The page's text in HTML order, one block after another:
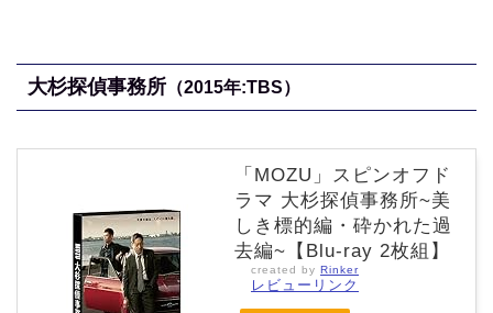
大杉探偵事務所 （2015年:TBS）
「MOZU」スピンオフド
ラマ 大杉探偵事務所~美
しき標的編・砕かれた過
去編~【Blu-ray 2枚組】
created by Rinker
レビューリンク